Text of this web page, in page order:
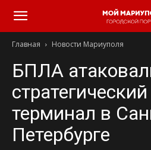
Главная Новости Мариуполя
БПЛА
терминал в
Петербурге